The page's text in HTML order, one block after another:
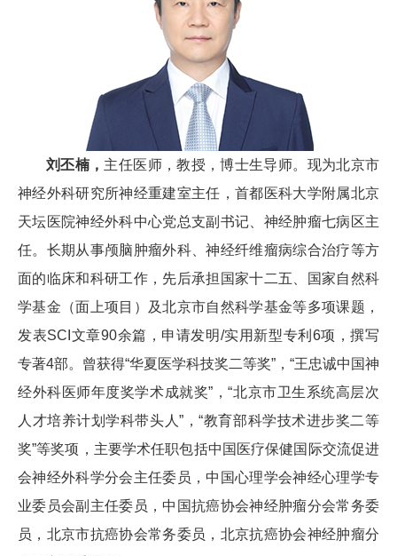
刘丕楠， 主任医师，教授，博士生导师。现为北京市
神经外科研究所神经重建室主任，首都医科大学附属北京
天坛医院神经外科中心党总支副书记、神经肿瘤七病区主
任。长期从事颅脑肿瘤外科、神经纤维瘤病综合治疗等方
面的临床和科研工作，先后承担国家十二五、国家自然科
学基金（面上项目）及北京市自然科学基金等多项课题，
发表SCI文章90余篇，申请发明/实用新型专利6项，撰写
专著4部。曾获得“华夏医学科技奖二等奖”，“王忠诚中国神
经外科医师年度奖学术成就奖”，“北京市卫生系统高层次
人才培养计划学科带头人”，“教育部科学技术进步奖二等
奖”等奖项，主要学术任职包括中国医疗保健国际交流促进
会神经外科学分会主任委员，中国心理学会神经心理学专
业委员会副主任委员，中国抗癌协会神经肿瘤分会常务委
员，北京市抗癌协会常务委员，北京抗癌协会神经肿瘤分